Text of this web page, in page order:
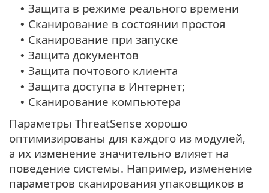
• Защита в режиме реального времени
• Сканирование в состоянии простоя
• Сканирование при запуске
• Защита документов
• Защита почтового клиента
• Защита доступа в Интернет;
• Сканирование компьютера
Параметры ThreatSense хорошо
оптимизированы для каждого из модулей,
а их изменение значительно влияет на
поведение системы. Например, изменение
параметров сканирования упаковщиков в